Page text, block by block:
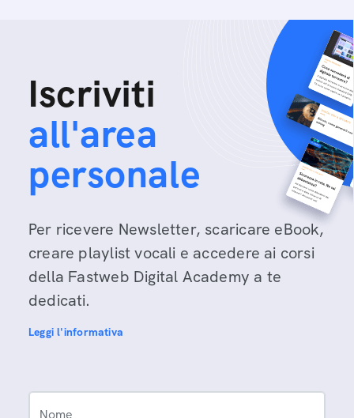
Iscriviti
all'area
personale
Per ricevere Newsletter, scaricare eBook,
creare playlist vocali e accedere ai corsi
della Fastweb Digital Academy a te
dedicati.
Leggi l'informativa
Nome